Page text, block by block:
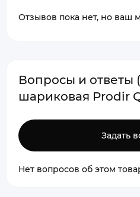
Отзывов пока нет, но ваш
Вопросы и ответы
шариковая Prodir
Задать
Нет вопросов об этом